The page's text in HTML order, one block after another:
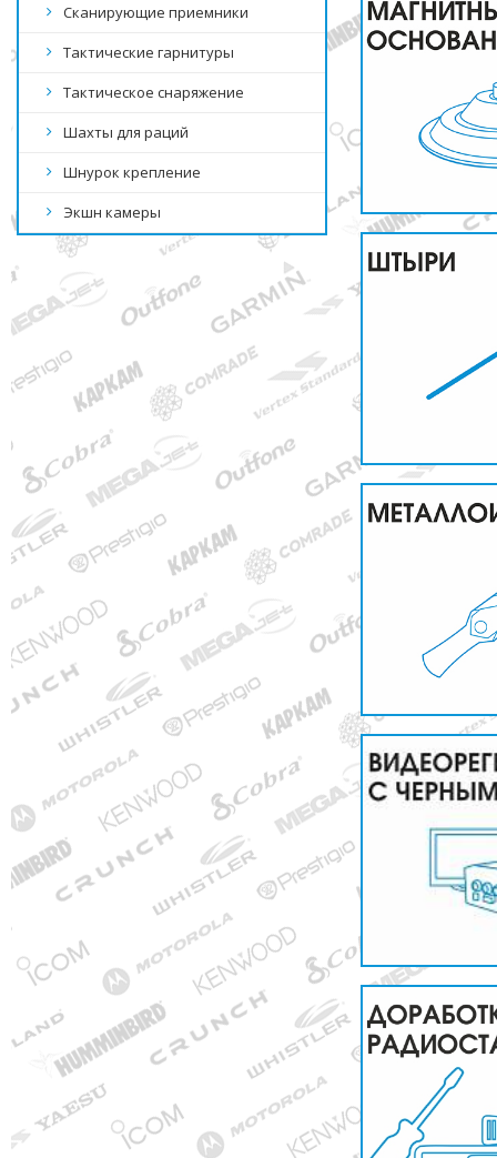
Сканирующие приемники
Тактические гарнитуры
Тактическое снаряжение
Шахты для раций
Шнурок крепление
Экшн камеры